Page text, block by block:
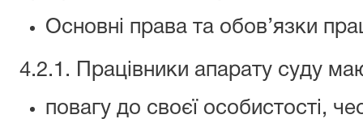
Основні права та обов’язки
4.2.1. Працівники апарату суду
повагу до своєї особистості,